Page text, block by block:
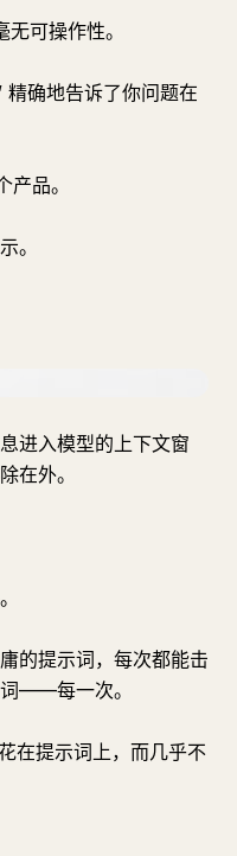
可操作性。
确地告诉了你问题在
品。
。
进入模型的上下文窗
在外。
的提示词，每次都能击
——每一次。
在提示词上，而几乎不